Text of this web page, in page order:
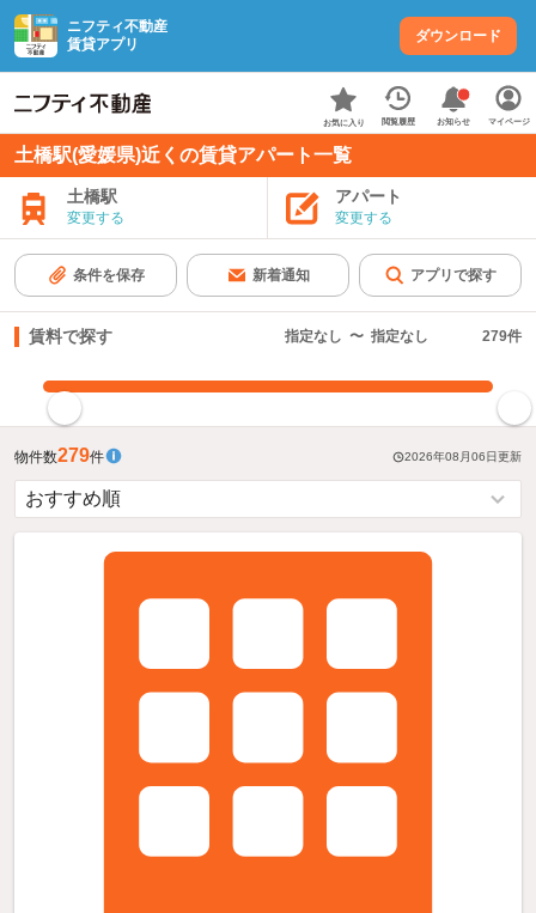
ニフティ不動産
賃貸アプリ
ダウンロード
お気に入り 閲覧履歴 お知らせ マイページ
土橋駅(愛媛県)近くの賃貸アパート一覧
土橋駅
変更する
アパート
変更する
条件を保存 新着通知 アプリで探す
賃料で探す 指定なし 〜 指定なし 279件
物件数279件 2026年08月06日更新